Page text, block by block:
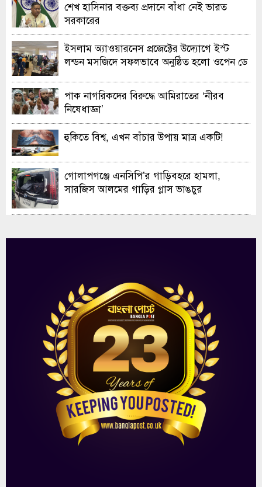
শেখ হাসিনার বক্তব্য প্রদানে বাঁধা নেই ভারত
সরকারের
ইসলাম অ্যাওয়ারনেস প্রজেক্টের উদ্যোগে ইস্ট
লন্ডন মসজিদে সফলভাবে অনুষ্ঠিত হলো ওপেন ডে
পাক নাগরিকদের বিরুদ্ধে আমিরাতের ‘নীরব
নিষেধাজ্ঞা’
হুকিতে বিশ্ব, এখন বাঁচার উপায় মাত্র একটি!
গোলাপগঞ্জে এনসিপি’র গাড়িবহরে হামলা,
সারজিস আলমের গাড়ির গ্লাস ভাঙচুর